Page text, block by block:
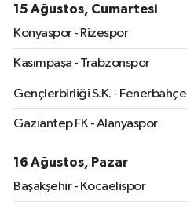
15 Ağustos, Cumartesi
Konyaspor - Rizespor
Kasımpaşa - Trabzonspor
Gençlerbirliği S.K. - Fenerbahçe
Gaziantep FK - Alanyaspor
16 Ağustos, Pazar
Başakşehir - Kocaelispor